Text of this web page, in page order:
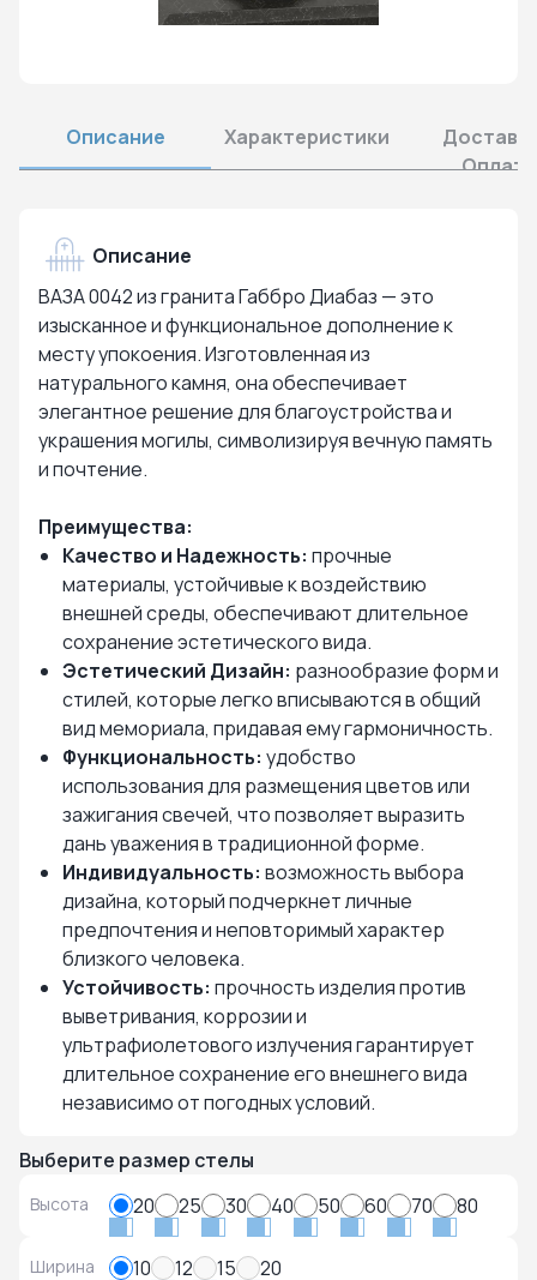
Описание Характеристики
Оплата
Описание
ВАЗА 0042 из гранита Габбро Диабаз — это
изысканное и функциональное дополнение к
месту упокоения. Изготовленная из
натурального камня, она обеспечивает
элегантное решение для благоустройства и
украшения могилы, символизируя вечную память
и почтение.
Преимущества:
Качество и Надежность: прочные
материалы, устойчивые к воздействию
внешней среды, обеспечивают длительное
сохранение эстетического вида.
Эстетический Дизайн: разнообразие форм и
стилей, которые легко вписываются в общий
вид мемориала, придавая ему гармоничность.
Функциональность: удобство
использования для размещения цветов или
зажигания свечей, что позволяет выразить
дань уважения в традиционной форме.
Индивидуальность: возможность выбора
дизайна, который подчеркнет личные
предпочтения и неповторимый характер
близкого человека.
Устойчивость: прочность изделия против
выветривания, коррозии и
ультрафиолетового излучения гарантирует
длительное сохранение его внешнего вида
независимо от погодных условий.
Выберите размер стелы
Высота 20 25 30 40 50 60 70 80
Ширина 10 12 15 20